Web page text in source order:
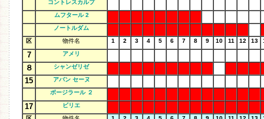
コントレスカルプ
ムフタール 2
ノートルダム
区
物件名 1 2 3 4 5 6 7 8 9 10 11 12 13
7 アメリ
８ シャンゼリゼ
15
アバン セーヌ
ボージラール ２
17
ビリエ